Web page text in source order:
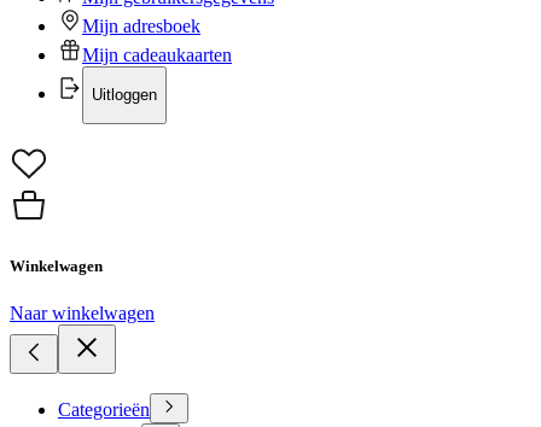
Mijn adresboek
Mijn cadeaukaarten
Uitloggen
Winkelwagen
Naar winkelwagen
Categorieën